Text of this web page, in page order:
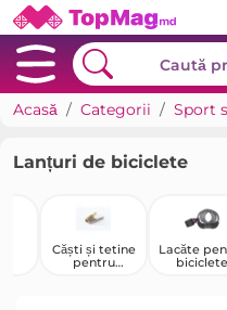
Acasă Categorii Sport
Lanțuri de biciclete
Căști și tetine
pentru
Lacăte
biciclete